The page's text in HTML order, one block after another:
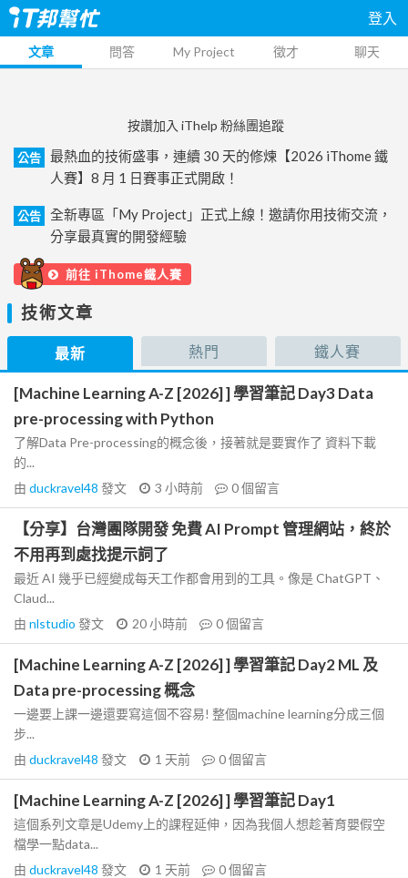
登入
文章 問答 My Project 徵才 聊天
按讚加入 iThelp 粉絲團追蹤
公告
最熱血的技術盛事，連續 30 天的修煉【2026 iThome 鐵
人賽】8 月 1 日賽事正式開啟！
公告
全新專區「My Project」正式上線！邀請你用技術交流，
分享最真實的開發經驗
前往 iThome鐵人賽
技術文章
最新 熱門 鐵人賽
[Machine Learning A-Z [2026] ] 學習筆記 Day3 Data
pre-processing with Python
了解Data Pre-processing的概念後，接著就是要實作了 資料下載
的...
由 duckravel48 發文 3 小時前 0個留言
【分享】台灣團隊開發 免費 AI Prompt 管理網站，終於
不用再到處找提示詞了
最近 AI 幾乎已經變成每天工作都會用到的工具。像是 ChatGPT、
Claud...
由 nlstudio 發文 20 小時前 0個留言
[Machine Learning A-Z [2026] ] 學習筆記 Day2 ML 及
Data pre-processing 概念
一邊要上課一邊還要寫這個不容易! 整個machine learning分成三個
步...
由 duckravel48 發文 1 天前 0個留言
[Machine Learning A-Z [2026] ] 學習筆記 Day1
這個系列文章是Udemy上的課程延伸，因為我個人想趁著育嬰假空
檔學一點data...
由 duckravel48 發文 1 天前 0個留言